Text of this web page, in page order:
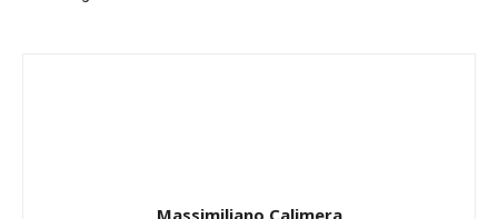
Massimiliano Calimera